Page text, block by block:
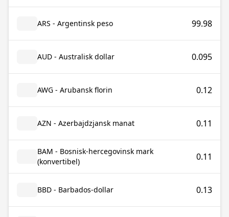
ARS - Argentinsk peso 99.98
AUD - Australisk dollar 0.095
AWG - Arubansk florin 0.12
AZN - Azerbajdzjansk manat 0.11
BAM - Bosnisk-hercegovinsk mark
(konvertibel)
0.11
BBD - Barbados-dollar 0.13